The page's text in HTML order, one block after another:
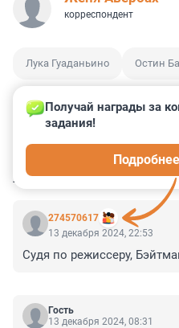
корреспондент
Лука Гуаданьино Остин
КОММЕНТАРИИ 2
274570617
Получай награды за
задания!
13 декабря 2024, 22:53
Судя по режиссеру,
Гость
13 декабря 2024, 08:31